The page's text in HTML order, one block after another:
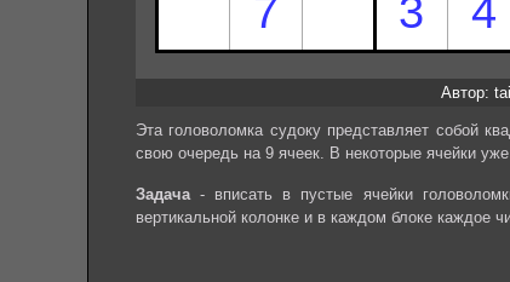
Автор:
Эта головоломка судоку представляет собой
свою очередь на 9 ячеек. В некоторые ячейки
Задача- вписать в пустые ячейки
вертикальной колонке и в каждом блоке каждое